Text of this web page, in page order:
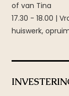
of van Tina
17.30 - 18.00 |
huiswerk,